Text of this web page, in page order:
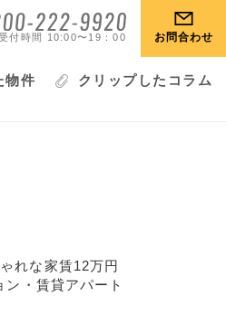
付時間 10:00〜19：00 お問合わせ
物件 クリップしたコラム
れな家賃12万円
・賃貸アパート